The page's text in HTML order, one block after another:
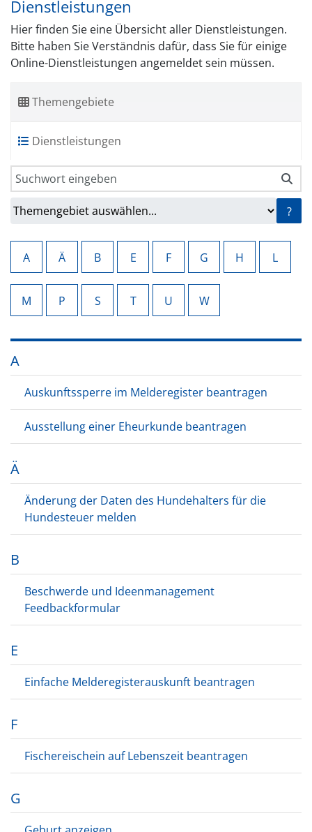
Dienstleistungen
Hier finden Sie eine Übersicht aller Dienstleistungen.
Bitte haben Sie Verständnis dafür, dass Sie für einige
Online-Dienstleistungen angemeldet sein müssen.
Themengebiete
Dienstleistungen
?
A Ä B E F G H L
M P S T U W
A
Auskunftssperre im Melderegister beantragen
Ausstellung einer Eheurkunde beantragen
Ä
Änderung der Daten des Hundehalters für die
Hundesteuer melden
B
Beschwerde und Ideenmanagement
Feedbackformular
E
Einfache Melderegisterauskunft beantragen
F
Fischereischein auf Lebenszeit beantragen
G